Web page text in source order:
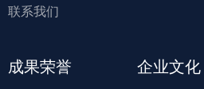
联系我们
成果荣誉 企业文化